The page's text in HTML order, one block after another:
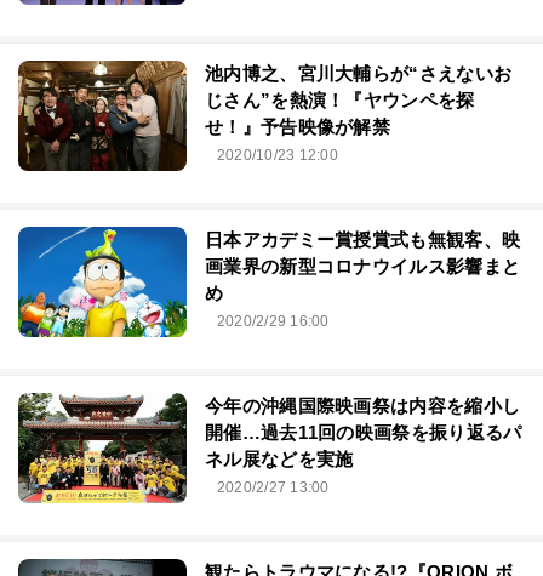
池内博之、宮川大輔らが“さえないお
じさん”を熱演！『ヤウンペを探
せ！』予告映像が解禁
2020/10/23 12:00
日本アカデミー賞授賞式も無観客、映
画業界の新型コロナウイルス影響まと
め
2020/2/29 16:00
今年の沖縄国際映画祭は内容を縮小し
開催…過去11回の映画祭を振り返るパ
ネル展などを実施
2020/2/27 13:00